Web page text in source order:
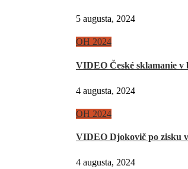
5 augusta, 2024
OH 2024
VIDEO České sklamanie
4 augusta, 2024
OH 2024
VIDEO Djokovič po zisku
4 augusta, 2024